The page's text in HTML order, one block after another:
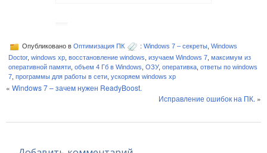
Опубликовано в Оптимизация ПК : Windows 7 – секреты Windows
Doctor, windows xp восстановление windows изучаем Windows 7 максимум из
оперативной памяти объем 4 Гб в Windows ОЗУ, оперативка ответы по windows
7 программы для работы в сети ускоряем windows xp
« Windows 7 – зачем нужен ReadyBoost.
Исправление ошибок на ПК. »